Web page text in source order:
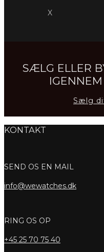
X
SÆLG ELLER
Sælg
KONTAKT
SEND OS EN MAIL
info@wewatches.dk
RING OS OP
+45 25 70 75 40